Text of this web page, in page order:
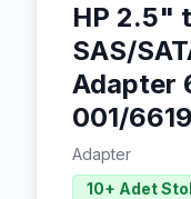
HP 2.5"
SAS/
Adapter
001/
Adapter
10+ Adet